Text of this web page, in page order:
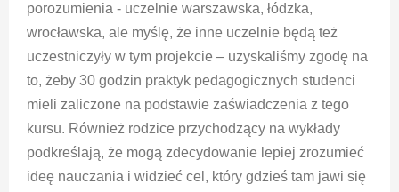
porozumienia - uczelnie warszawska, łódzka,
wrocławska, ale myślę, że inne uczelnie będą też
uczestniczyły w tym projekcie – uzyskaliśmy zgodę na
to, żeby 30 godzin praktyk pedagogicznych studenci
mieli zaliczone na podstawie zaświadczenia z tego
kursu. Również rodzice przychodzący na wykłady
podkreślają, że mogą zdecydowanie lepiej zrozumieć
ideę nauczania i widzieć cel, który gdzieś tam jawi się